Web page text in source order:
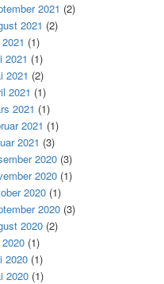
2021 (2)
2021 (2)
(1)
2021 (1)
2021 (2)
2021 (1)
2021 (1)
2021 (1)
2021 (3)
2020 (3)
2020 (1)
2020 (1)
2020 (3)
2020 (2)
(1)
2020 (1)
2020 (1)